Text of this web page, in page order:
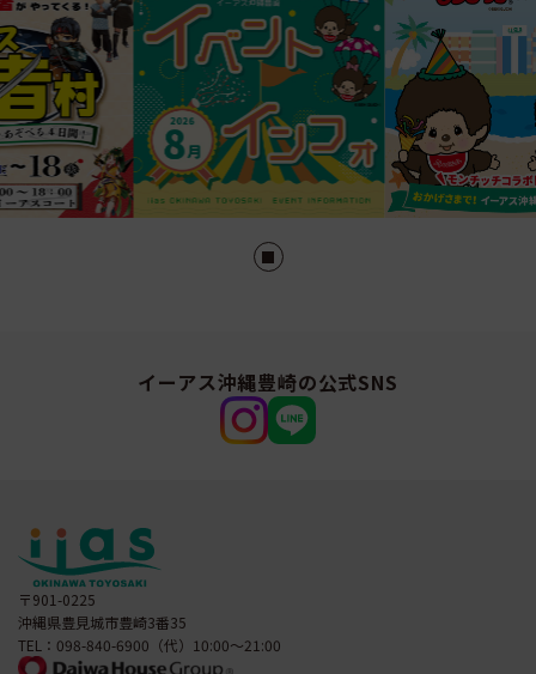
イーアス沖縄豊崎の公式SNS
〒901-0225
沖縄県豊見城市豊崎3番35
TEL：098-840-6900（代）10:00～21:00